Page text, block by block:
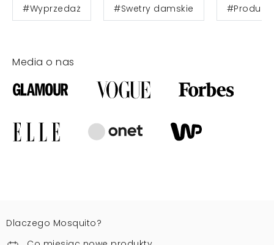
#Wyprzedaż #Swetry damskie #Produkty
Media o nas
Dlaczego Mosquito?